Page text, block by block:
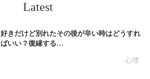
Latest
心理
好きだけど別れたその後が辛い時はどうすれ
ばいい？復縁する…